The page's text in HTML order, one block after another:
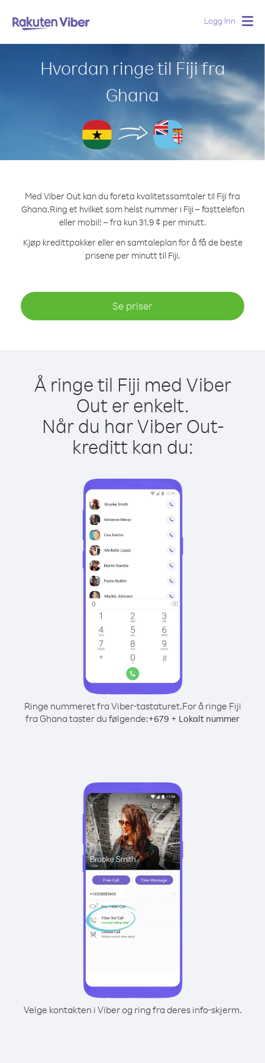
Logg Inn
Hvordan ringe til Fiji fra
Ghana
Med Viber Out kan du foreta kvalitetssamtaler til Fiji fra
Ghana.Ring et hvilket som helst nummer i Fiji – fasttelefon
eller mobil! – fra kun 31.9 ¢ per minutt.
Kjøp kredittpakker eller en samtaleplan for å få de beste
prisene per minutt til Fiji.
Se priser
Å ringe til Fiji med Viber
Out er enkelt.
Når du har Viber Out-
kreditt kan du:
Ringe nummeret fra Viber-tastaturet.For å ringe Fiji
fra Ghana taster du følgende:+679 + Lokalt nummer
Velge kontakten i Viber og ring fra deres info-skjerm.